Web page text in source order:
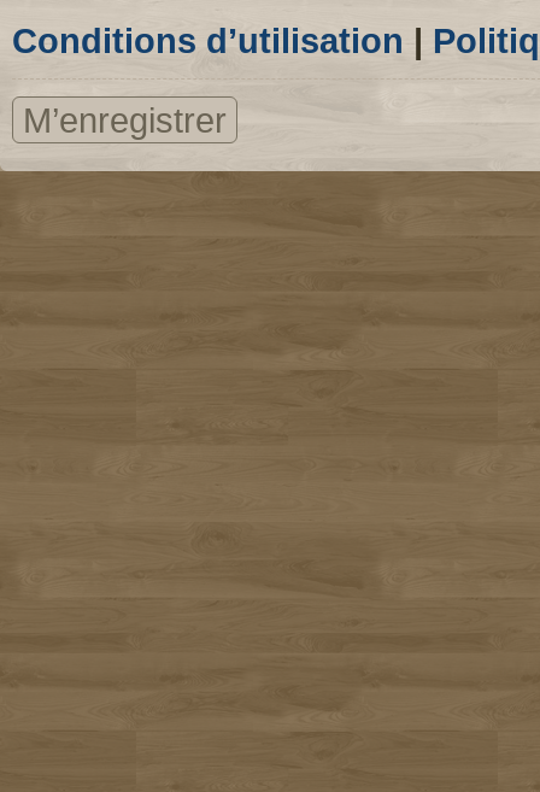
Conditions d’utilisation |
M’enregistrer